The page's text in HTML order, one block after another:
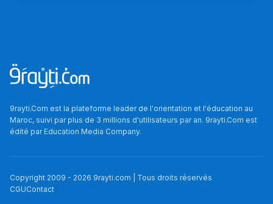
Ki Derti Liha
باش تقدر تساعد الناس
يلقاو التوازن من الدّاخل
9rayti.Com est la plateforme leader de l'orientation et l'éducation au
Maroc, suivi par plus de 3 millions d'utilisateurs par an. 9rayti.Com est
édité parEducation Media Company.
Copyright 2009 - 2026 9rayti.com | Tous droits réservés
CGUContact